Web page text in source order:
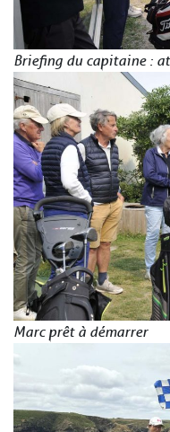
Briefing du capitaine :
Marc prêt à démarrer